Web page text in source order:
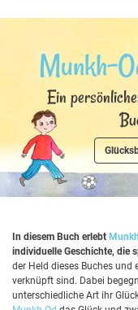
Munkh-
Ein
In diesem Buch erlebt
individuelle Geschichte, die
der Held dieses Buches und
verknüpft sind. Dabei
unterschiedliche Art ihr